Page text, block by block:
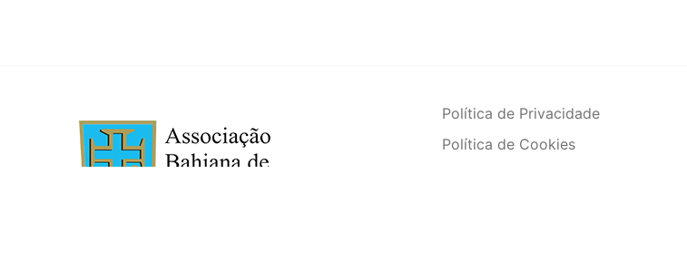
Política de Privacidade
Política de Cookies